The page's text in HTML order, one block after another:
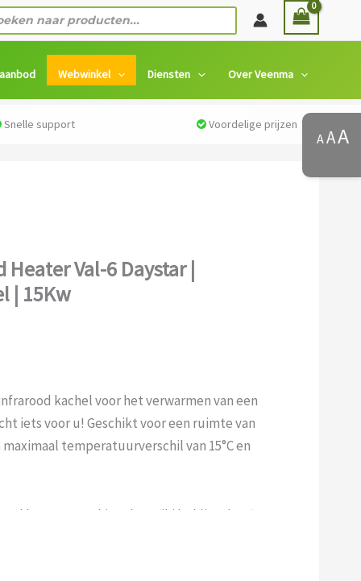
Webwinkel Diensten Over Veenma
Infrarood Heater Val-6 Daystar | Petroleum/Diesel | 15Kw
Val-6 Daystar |
| 15Kw
kachel voor het verwarmen van een
iets voor u! Geschikt voor een ruimte van
temperatuurverschil van 15°C en
heater van Shizuoka Seiki | Oklima heeft een
van deze kachel zijn: geen
Daarnaast zijn deze kachels ook nog
AAA
Snelle support Voordelige prijzen